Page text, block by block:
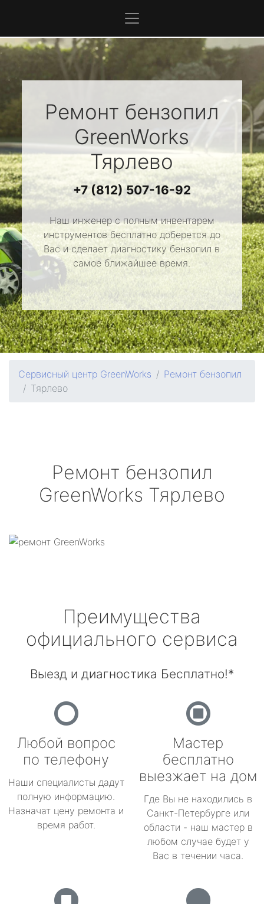
Ремонт бензопил
GreenWorks
Тярлево
+7 (812) 507-16-92
Наш инженер с полным инвентарем
инструментов бесплатно доберется до
Вас и сделает диагностику бензопил в
самое ближайшее время.
Сервисный центр GreenWorks
Ремонт бензопил
Тярлево
Ремонт бензопил
GreenWorks Тярлево
Преимущества
официального сервиса
Выезд и диагностика Бесплатно!*
Любой вопрос
по телефону
Наши специалисты дадут
полную информацию.
Назначат цену ремонта и
время работ.
Мастер
бесплатно
выезжает на дом
Где Вы не находились в
Санкт-Петербурге или
области - наш мастер в
любом случае будет у
Вас в течении часа.